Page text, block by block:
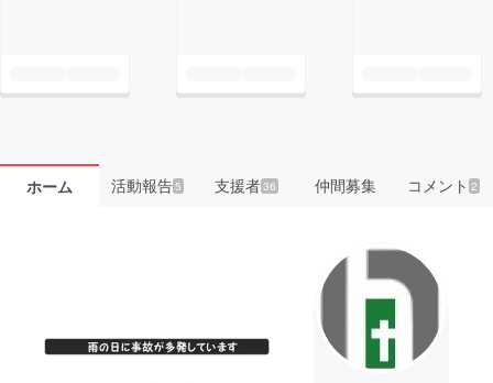
ホーム 活動報告5 支援者36 仲間募集 コメント2